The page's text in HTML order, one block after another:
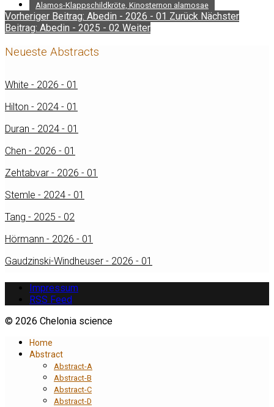
Alamos-Klappschildkröte, Kinosternon alamosae
Vorheriger Beitrag: Abedin - 2026 - 01 Zurück Nächster
Beitrag: Abedin - 2025 - 02 Weiter
Neueste Abstracts
White - 2026 - 01
Hilton - 2024 - 01
Duran - 2024 - 01
Chen - 2026 - 01
Zehtabvar - 2026 - 01
Stemle - 2024 - 01
Tang - 2025 - 02
Hörmann - 2026 - 01
Gaudzinski-Windheuser - 2026 - 01
Impressum
RSS Feed
© 2026 Chelonia science
Home
Abstract
Abstract-A
Abstract-B
Abstract-C
Abstract-D